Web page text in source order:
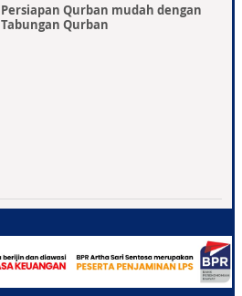
Persiapan Qurban mudah dengan
Tabungan Qurban